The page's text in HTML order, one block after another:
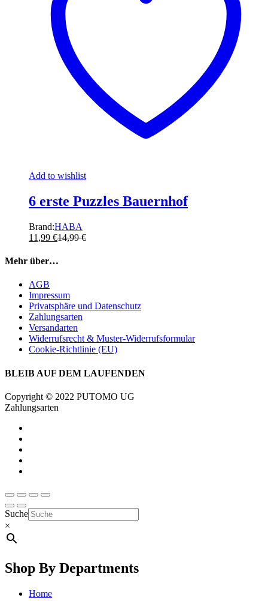
Add to wishlist
6 erste Puzzles Bauernhof
Brand:HABA
11,99 €14,99€
Mehr über…
AGB
Impressum
Privatsphäre und Datenschutz
Zahlungsarten
Versandarten
Widerrufsrecht & Muster-Widerrufsformular
Cookie-Richtlinie (EU)
BLEIB AUF DEM LAUFENDEN
Copyright © 2022 PUTOMO UG
Zahlungsarten
Suche
×
Shop By Departments
Home